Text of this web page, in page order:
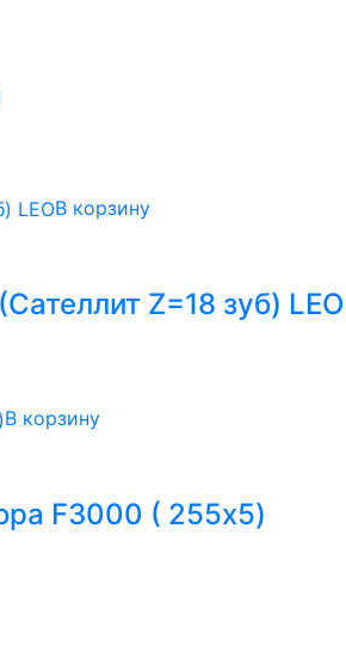
В корзину
Z=18 зуб) LEO
В корзину
F3000 ( 255х5)